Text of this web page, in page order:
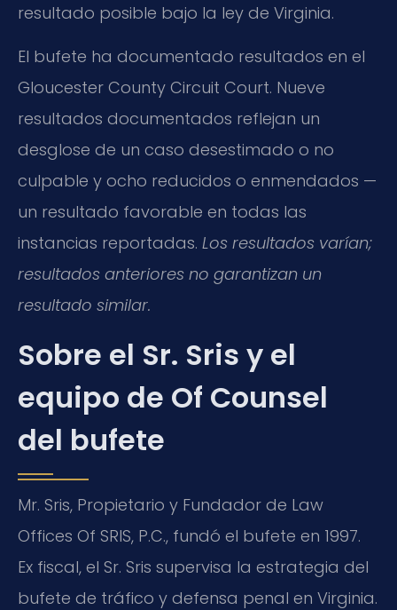
resultado posible bajo la ley de Virginia.
El bufete ha documentado resultados en el
Gloucester County Circuit Court. Nueve
resultados documentados reflejan un
desglose de un caso desestimado o no
culpable y ocho reducidos o enmendados —
un resultado favorable en todas las
instancias reportadas. Los resultados varían;
resultados anteriores no garantizan un
resultado similar.
Sobre el Sr. Sris y el
equipo de Of Counsel
del bufete
Mr. Sris, Propietario y Fundador de Law
Offices Of SRIS, P.C., fundó el bufete en 1997.
Ex fiscal, el Sr. Sris supervisa la estrategia del
bufete de tráfico y defensa penal en Virginia.